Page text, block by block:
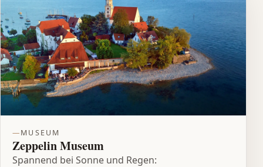
MUSEUM
Zeppelin Museum
Spannend bei Sonne und Regen: